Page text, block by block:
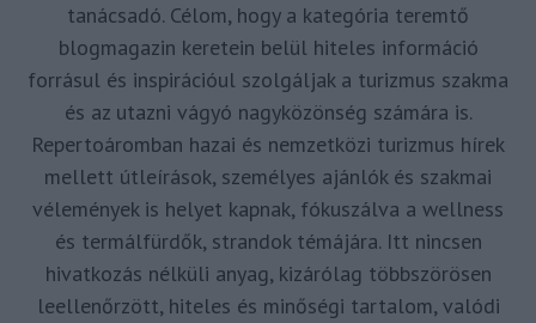
tanácsadó. Célom, hogy a kategória teremtő
blogmagazin keretein belül hiteles információ
forrásul és inspirációul szolgáljak a turizmus szakma
és az utazni vágyó nagyközönség számára is.
Repertoáromban hazai és nemzetközi turizmus hírek
mellett útleírások, személyes ajánlók és szakmai
vélemények is helyet kapnak, fókuszálva a wellness
és termálfürdők, strandok témájára. Itt nincsen
hivatkozás nélküli anyag, kizárólag többszörösen
leellenőrzött, hiteles és minőségi tartalom, valódi